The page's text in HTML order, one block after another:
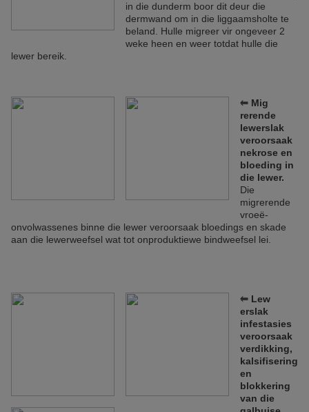
in die dunderm boor dit deur die
dermwand om in die liggaamsholte te
beland. Hulle migreer vir ongeveer 2
weke heen en weer totdat hulle die
lewer bereik.
⥢ Mig
rerende
lewerslak
veroorsaak
nekrose en
bloeding in
die lewer.
Die
migrerende
vroeë-
onvolwassenes binne die lewer veroorsaak bloedings en skade
aan die lewerweefsel wat tot onproduktiewe bindweefsel lei.
⥢ Lew
erslak
infestasies
veroorsaak
verdikking,
kalsifisering
en
blokkering
van die